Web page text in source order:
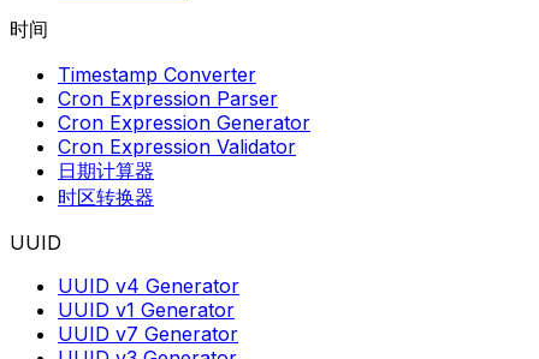
时间
Timestamp Converter
Cron Expression Parser
Cron Expression Generator
Cron Expression Validator
日期计算器
时区转换器
UUID
UUID v4 Generator
UUID v1 Generator
UUID v7 Generator